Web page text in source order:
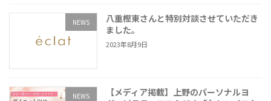
NEWS
八重樫東さんと特別対談させていただき
ました。
2023年8月9日
NEWS
【メディア掲載】上野のパーソナルヨ